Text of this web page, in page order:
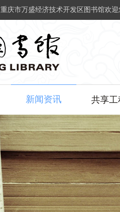
重庆市万盛经济技术开发区图书馆欢迎
新闻资讯 共享工